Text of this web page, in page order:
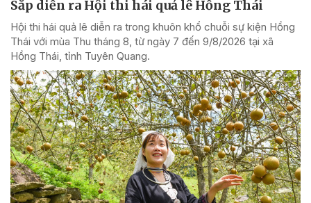
Sắp diễn ra Hội thi hái quả lê Hồng Thái
Hội thi hái quả lê diễn ra trong khuôn khổ chuỗi sự kiện Hồng
Thái với mùa Thu tháng 8, từ ngày 7 đến 9/8/2026 tại xã
Hồng Thái, tỉnh Tuyên Quang.